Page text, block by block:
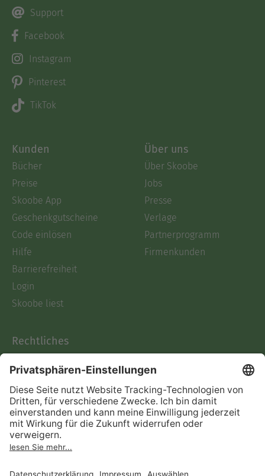
Support
Facebook
Instagram
Pinterest
TikTok
Kunden
Bücher
Preise
Skoobe App
Geschenkgutscheine
Code einlösen
Hilfe
Barrierefreiheit
Login
Skoobe liest
Über uns
Über Skoobe
Jobs
Presse
Verlage
Partnerprogramm
Firmenkunden
Rechtliches
AGB
Informationen nach Data
Act
Verträge hier kündigen
Impressum